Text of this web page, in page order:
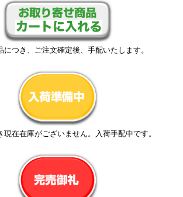
につき、ご注文確定後、手配いたします。
現在在庫がございません。入荷手配中です。